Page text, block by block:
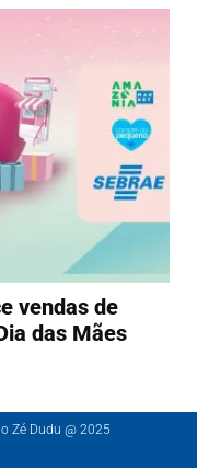
vendas de
das Mães
Zé Dudu @ 2025